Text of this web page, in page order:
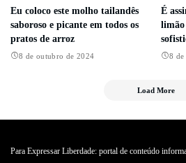
Eu coloco este molho tailandês
saboroso e picante em todos os
pratos de arroz
8 de outubro de 2024
É
limão
8
Load More
Para Expressar Liberdade: portal de conteúdo